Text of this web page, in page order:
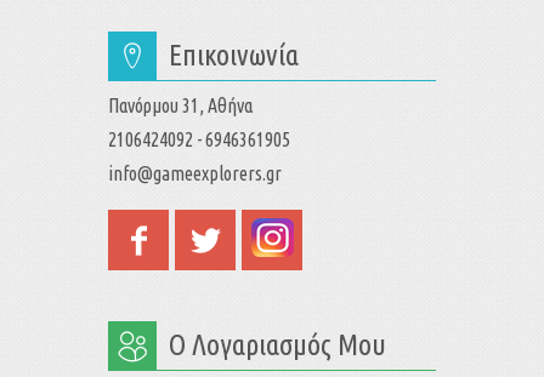
Επικοινωνία
Πανόρμου 31, Αθήνα
2106424092 - 6946361905
info@gameexplorers.gr
Ο Λογαριασμός Μου